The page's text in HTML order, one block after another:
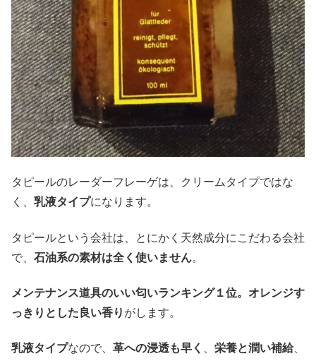
タピールのレーダーフレーゲは、クリームタイプではな
く、 乳液タイプになります。
タピールという会社は、とにかく天然成分にこだわる会社
で、 石油系の素材は全く使いません。
メンテナンス道具のいい匂いランキング１位。オレンジす
っきりとした良い香り がします。
乳液タイプなので、 革への浸透も早く 、 栄養と潤い補給、